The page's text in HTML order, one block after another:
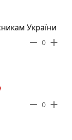
України
remove 0 add
remove 0 add